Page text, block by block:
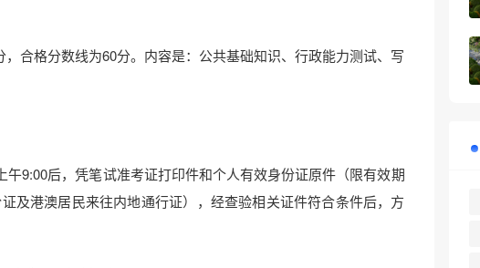
格分数线为60分。内容是：公共基础知识、行政能力测试、写
9:00后，凭笔试准考证打印件和个人有效身份证原件（限有效期
及港澳居民来往内地通行证），经查验相关证件符合条件后，方